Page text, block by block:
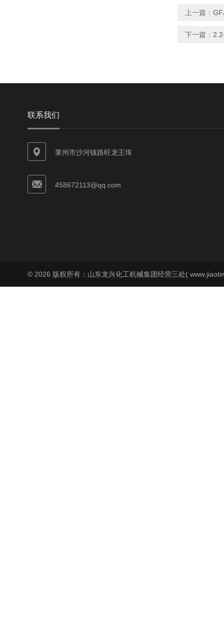
上一篇：
下一篇：
联系我们
莱州市沙河镇路旺龙王埠
458672113@qq.com
© 2026 版权所有：山东龙兴化工机械集团经营三处(